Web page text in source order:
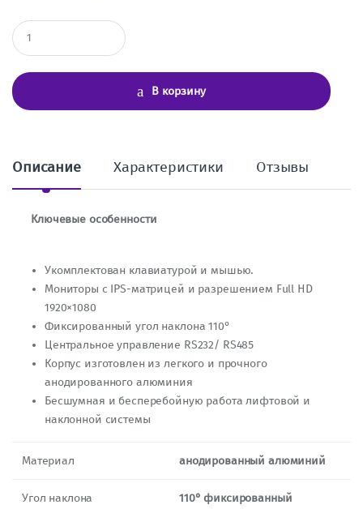
К
о
ч
е
В корзину
Описание Характеристики Отзывы
Ключевые особенности
Укомплектован клавиатурой и мышью.
Мониторы с IPS-матрицей и разрешением Full HD
1920×1080
Фиксированный угол наклона 110°
Центральное управление RS232/ RS485
Корпус изготовлен из легкого и прочного
анодированного алюминия
Бесшумная и бесперебойную работа лифтовой и
наклонной системы
Материал анодированный алюминий
Угол наклона 110° фиксированный